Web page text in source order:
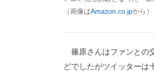
（画像はAmazon.co.jpから）
篠原さんはファンとの
どでしたがツイッターは